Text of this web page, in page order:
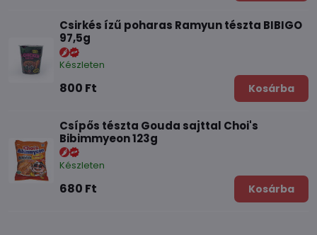
Csirkés ízű poharas Ramyun tészta BIBIGO
97,5g
Készleten
800 Ft Kosárba
Csípős tészta Gouda sajttal Choi's
Bibimmyeon 123g
Készleten
680 Ft Kosárba